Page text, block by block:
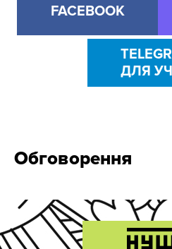
FACEBOOK
ДЛЯ
Обговорення